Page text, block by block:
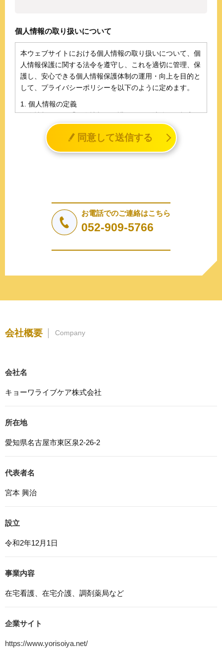
個人情報の取り扱いについて
本ウェブサイトにおける個人情報の取り扱いについて、個
人情報保護に関する法令を遵守し、これを適切に管理、保
護し、安心できる個人情報保護体制の運用・向上を目的と
して、プライバシーポリシーを以下のように定めます。
1. 個人情報の定義
個人情報とは、「個人情報の保護に関する法律」に規定さ
れる生存する個人に関する情報であって、氏名、生年月日
その他の記述等により特定の個人を識別することができる
情報（個人識別情報）を指します。
しません。
a.応募者等からのお問い合わせに対応・管理するため
b.本ウェブサイトにおけるサービスの提供・運用のため
3. プライバシー尊重
応募者等の個人情報の取得、利用その他一切の取り扱いに
5. 安全管理措置
応募者等の個人情報を正確かつ最新の内容に保つよう努め
るとともに、不正なアクセス、改ざん、漏えい、滅失及び
6. Cookieについて
本ウェブサイトでは、一部のコンテンツにおいてCookieを
電話番号は含まれません。また、お使いのブラウザ設定か
ためにCookieを使用しています。このトラフィックデータ
せん。この機能はCookieを無効にすることで収集を拒否す
8. プライバシーポリシーの変更
シーポリシーで別段の定めのある事項を除いて，応募者等
9. お問い合わせ窓口
同意して送信する
お電話でのご連絡はこちら
052-909-5766
会社概要 Company
会社名
キョーワライブケア株式会社
所在地
愛知県名古屋市東区泉2-26-2
代表者名
宮本 興治
設立
令和2年12月1日
事業内容
在宅看護、在宅介護、調剤薬局など
企業サイト
https://www.yorisoiya.net/